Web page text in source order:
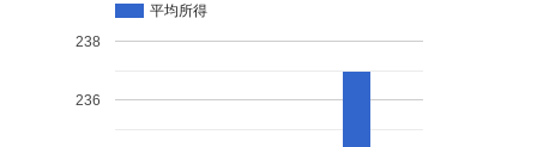
平均所得
236
238